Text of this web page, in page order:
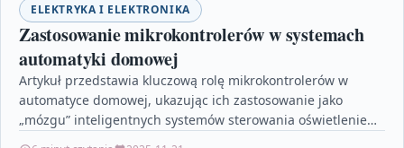
ELEKTRYKA I ELEKTRONIKA
Zastosowanie mikrokontrolerów w systemach
automatyki domowej
Artykuł przedstawia kluczową rolę mikrokontrolerów w
automatyce domowej, ukazując ich zastosowanie jako
„mózgu” inteligentnych systemów sterowania oświetleniem,